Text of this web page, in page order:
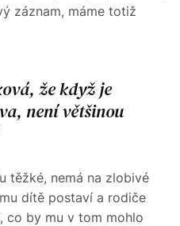
záznam, máme totiž
že když je
není většinou
těžké, nemá na zlobivé
dítě postaví a rodiče
co by mu v tom mohlo